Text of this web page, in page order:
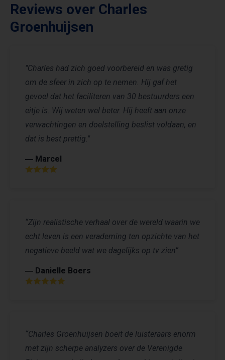
Reviews over Charles
Groenhuijsen
"Charles had zich goed voorbereid en was gretig
om de sfeer in zich op te nemen. Hij gaf het
gevoel dat het faciliteren van 30 bestuurders een
eitje is. Wij weten wel beter. Hij heeft aan onze
verwachtingen en doelstelling beslist voldaan, en
dat is best prettig."
― Marcel
“Zijn realistische verhaal over de wereld waarin we
echt leven is een verademing ten opzichte van het
negatieve beeld wat we dagelijks op tv zien”
― Danielle Boers
“Charles Groenhuijsen boeit de luisteraars enorm
met zijn scherpe analyzers over de Verenigde